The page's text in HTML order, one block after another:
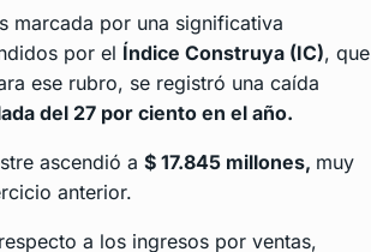
marcada por una significativa
por el Índice Construya (IC), que
ese rubro, se registró una caída
del 27 por ciento en el año.
ascendió a $ 17.845 millones, muy
anterior.
a los ingresos por ventas,